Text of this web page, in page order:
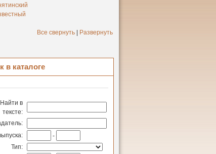
Все свернуть Развернуть
в каталоге
Найти в
тексте:
-
Тип: